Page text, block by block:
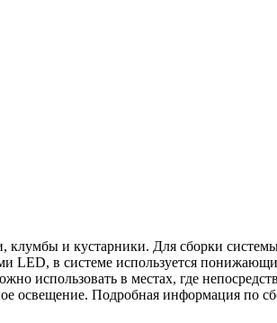
клумбы и кустарники. Для сборки
LED, в системе используется
использовать в местах, где
освещение. Подробная информация по